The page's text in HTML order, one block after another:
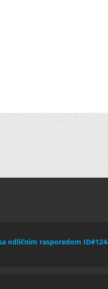
odličnim rasporedom